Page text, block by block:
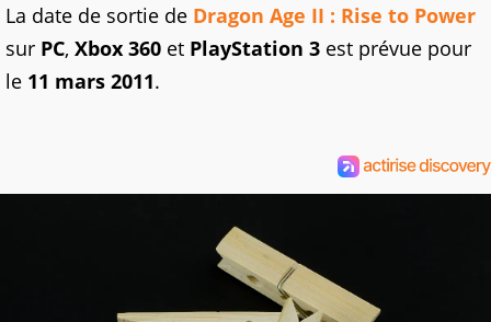
La date de sortie de Dragon Age II : Rise to Power
sur PC, Xbox 360 et PlayStation 3 est prévue pour
le 11 mars 2011.